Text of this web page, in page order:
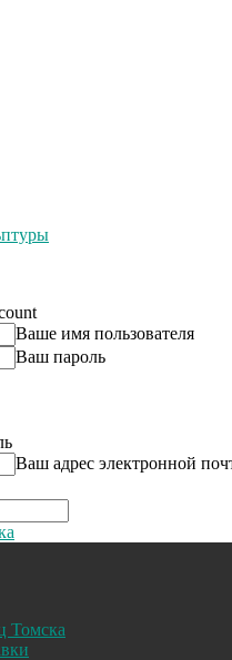
Ваше имя пользователя
Ваш пароль
Ваш адрес электронной
Томска